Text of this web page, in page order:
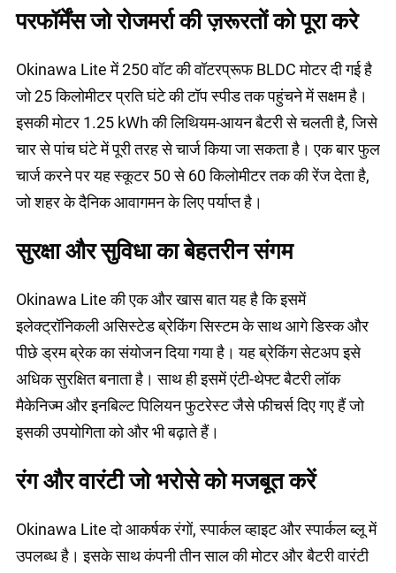
परफॉर्मेंस जो रोजमर्रा की ज़रूरतों को पूरा करे
Okinawa Lite में 250 वॉट की वॉटरप्रूफ BLDC मोटर दी गई है
जो 25 किलोमीटर प्रति घंटे की टॉप स्पीड तक पहुंचने में सक्षम है।
इसकी मोटर 1.25 kWh की लिथियम-आयन बैटरी से चलती है, जिसे
चार से पांच घंटे में पूरी तरह से चार्ज किया जा सकता है। एक बार फुल
चार्ज करने पर यह स्कूटर 50 से 60 किलोमीटर तक की रेंज देता है,
जो शहर के दैनिक आवागमन के लिए पर्याप्त है।
सुरक्षा और सुविधा का बेहतरीन संगम
Okinawa Lite की एक और खास बात यह है कि इसमें
इलेक्ट्रॉनिकली असिस्टेड ब्रेकिंग सिस्टम के साथ आगे डिस्क और
पीछे ड्रम ब्रेक का संयोजन दिया गया है। यह ब्रेकिंग सेटअप इसे
अधिक सुरक्षित बनाता है। साथ ही इसमें एंटी-थेफ्ट बैटरी लॉक
मैकेनिज्म और इनबिल्ट पिलियन फुटरेस्ट जैसे फीचर्स दिए गए हैं जो
इसकी उपयोगिता को और भी बढ़ाते हैं।
रंग और वारंटी जो भरोसे को मजबूत करें
Okinawa Lite दो आकर्षक रंगों, स्पार्कल व्हाइट और स्पार्कल ब्लू में
उपलब्ध है। इसके साथ कंपनी तीन साल की मोटर और बैटरी वारंटी